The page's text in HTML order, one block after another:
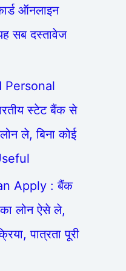
ऑनलाइन
सब दस्तावेज
Personal
स्टेट बैंक से
ले, बिना कोई
Apply : बैंक
लोन ऐसे ले,
पात्रता पूरी